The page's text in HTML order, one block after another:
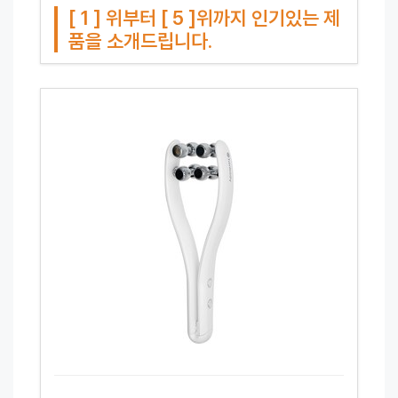
[ 1 ] 위부터 [ 5 ]위까지 인기있는 제
품을 소개드립니다.